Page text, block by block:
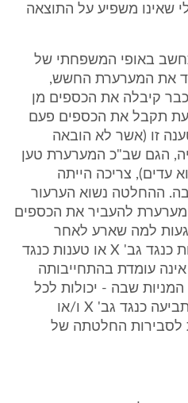
שאינו משפיע על התוצאה
באופי המשפחתי של
את המערערת החשש,
לאורך כל ההליך, כי גב' X כבר קיבלה את הכספים מן
תקבל את הכספים פעם
זו (אשר לא הובאה
הגם שב"כ המערערת טען
עדים), צריכה הייתה
ההחלטה נשוא הערעור
להעביר את הכספים
למה שארע לאחר
העברת הכספים - אם טענות כנגד גב' X או טענות כנגד
עומדת בהתחייבותה
שבה - יכולות לכל
היותר להוות בסיס לעילת תביעה כנגד גב' X ו/או
לסבירות החלטתה של